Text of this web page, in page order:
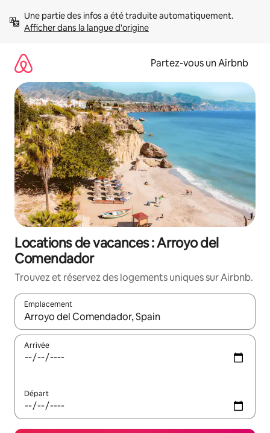
directement
Afficher dans la langue d'origine
Partez-vous un Airbnb
Locations de vacances : Arroyo del
Comendador
Trouvez et réservez des logements uniques sur Airbnb.
Emplacement
Quand les résultats sont affichés, parcourez-les en utilisant
Arrivée
Départ